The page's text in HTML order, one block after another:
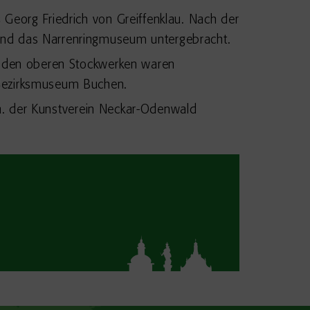
Friedrich von Greiffenklau. Nach der
das Narrenringmuseum untergebracht.
oberen Stockwerken waren
Buchen.
der Kunstverein Neckar-Odenwald